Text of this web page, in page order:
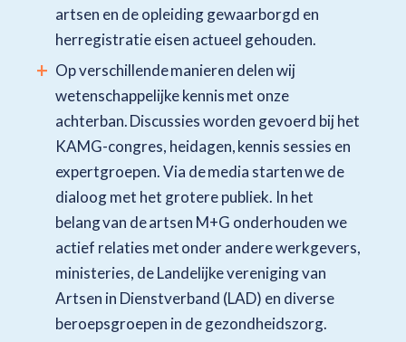
artsen en de opleiding gewaarborgd en
herregistratie eisen actueel gehouden.
Op verschillende manieren delen wij
wetenschappelijke kennis met onze
achterban. Discussies worden gevoerd bij het
KAMG-congres, heidagen, kennis sessies en
expertgroepen. Via de media starten we de
dialoog met het grotere publiek. In het
belang van de artsen M+G onderhouden we
actief relaties met onder andere werkgevers,
ministeries, de Landelijke vereniging van
Artsen in Dienstverband (LAD) en diverse
beroepsgroepen in de gezondheidszorg.